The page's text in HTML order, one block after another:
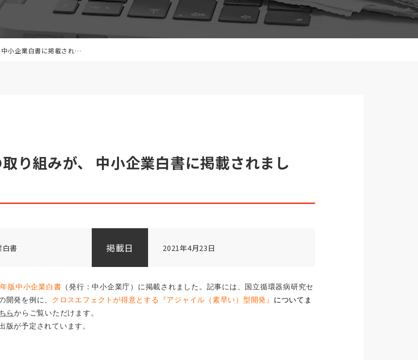
業白書に掲載されました。
り組みが、 中小企業白書に掲載されまし
書 掲載日 2021年4月23日
版中小企業白書 （発行：中小企業庁）に掲載されました。 記事には、国立循環器病研究セ
開発を例に、 クロスエフェクトが得意とする『アジャイル（素早い）型開発』 について ま
らからご覧いただけます。
版が予定されています。